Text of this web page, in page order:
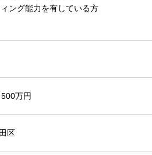
ング能力を有している方
万円
区